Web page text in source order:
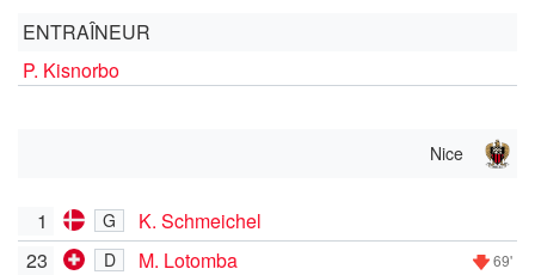
ENTRAÎNEUR
P. Kisnorbo
Nice
1 G
K. Schmeichel
23
D M. Lotomba 69'